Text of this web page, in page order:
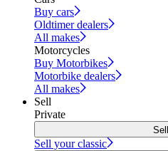
Buy cars
Oldtimer dealers
All makes
Motorcycles
Buy Motorbikes
Motorbike dealers
All makes
Sell
Private
Sell your classic